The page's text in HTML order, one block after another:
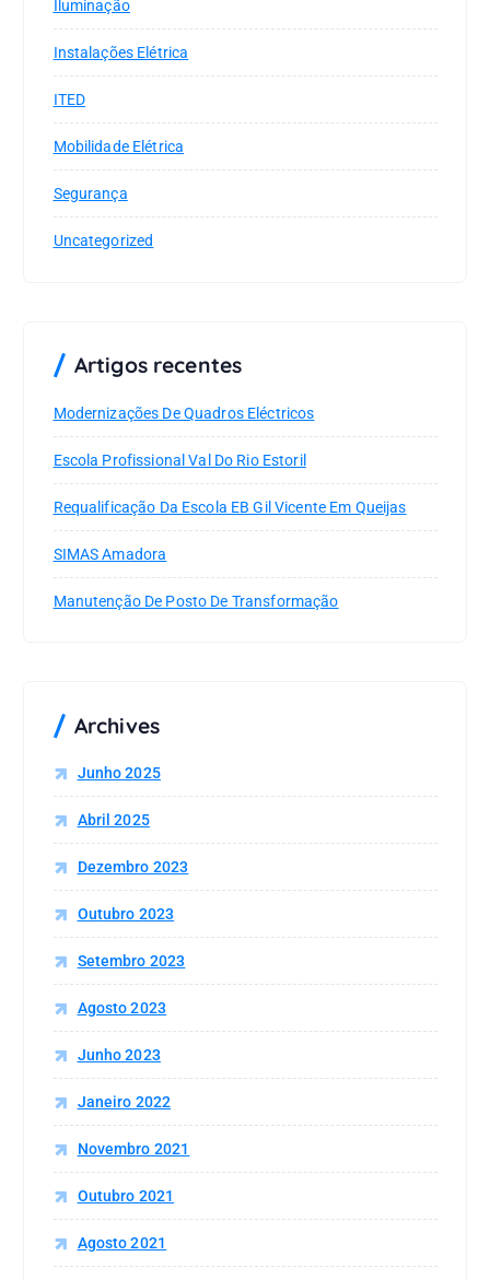
Iluminação
Instalações Elétrica
ITED
Mobilidade Elétrica
Segurança
Uncategorized
Artigos recentes
Modernizações De Quadros Eléctricos
Escola Profissional Val Do Rio Estoril
Requalificação Da Escola EB Gil Vicente Em Queijas
SIMAS Amadora
Manutenção De Posto De Transformação
Archives
Junho 2025
Abril 2025
Dezembro 2023
Outubro 2023
Setembro 2023
Agosto 2023
Junho 2023
Janeiro 2022
Novembro 2021
Outubro 2021
Agosto 2021